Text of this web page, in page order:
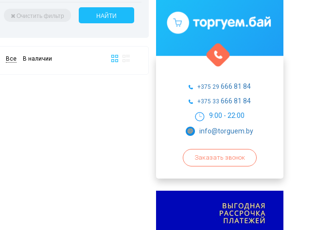
Очистить фильтр НАЙТИ
Все В наличии
+375 29 666 81 84
+375 33 666 81 84
9:00 - 22:00
info@torguem.by
Заказать звонок